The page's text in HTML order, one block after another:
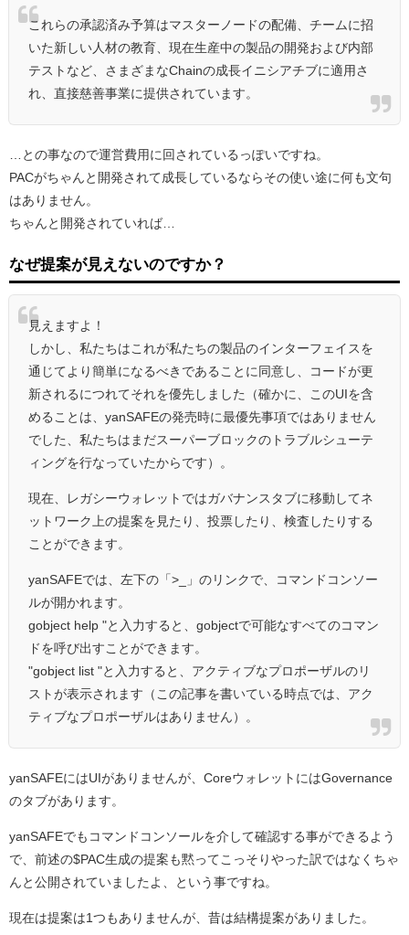
これらの承認済み予算はマスターノードの配備、チームに招
いた新しい人材の教育、現在生産中の製品の開発および内部
テストなど、さまざまなChainの成長イニシアチブに適用さ
れ、直接慈善事業に提供されています。
…との事なので運営費用に回されているっぽいですね。
PACがちゃんと開発されて成長しているならその使い途に何も文句
はありません。
ちゃんと開発されていれば…
なぜ提案が見えないのですか？
見えますよ！
しかし、私たちはこれが私たちの製品のインターフェイスを
通じてより簡単になるべきであることに同意し、コードが更
新されるにつれてそれを優先しました（確かに、このUIを含
めることは、yanSAFEの発売時に最優先事項ではありません
でした、私たちはまだスーパーブロックのトラブルシューテ
ィングを行なっていたからです）。
現在、レガシーウォレットではガバナンスタブに移動してネ
ットワーク上の提案を見たり、投票したり、検査したりする
ことができます。
yanSAFEでは、左下の「>_」のリンクで、コマンドコンソー
ルが開かれます。
gobject help "と入力すると、gobjectで可能なすべてのコマン
ドを呼び出すことができます。
"gobject list "と入力すると、アクティブなプロポーザルのリ
ストが表示されます（この記事を書いている時点では、アク
ティブなプロポーザルはありません）。
yanSAFEにはUIがありませんが、CoreウォレットにはGovernance
のタブがあります。
yanSAFEでもコマンドコンソールを介して確認する事ができるよう
で、前述の$PAC生成の提案も黙ってこっそりやった訳ではなくちゃ
んと公開されていましたよ、という事ですね。
現在は提案は1つもありませんが、昔は結構提案がありました。